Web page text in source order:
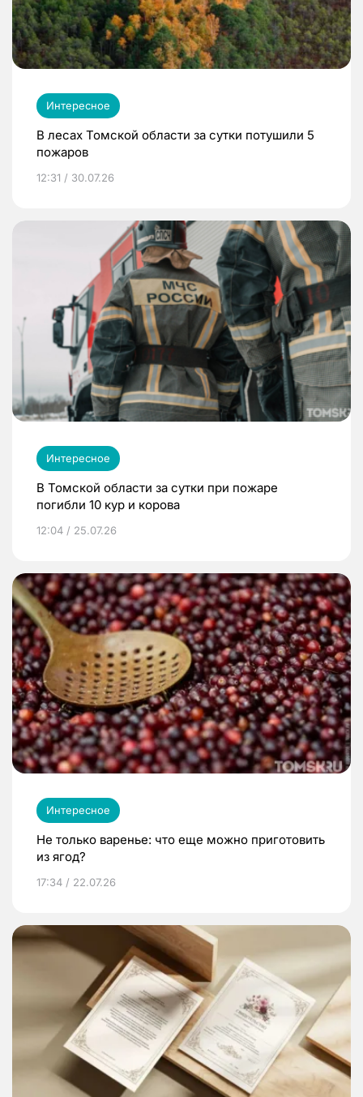
Интересное
В лесах Томской области за сутки потушили 5
пожаров
12:31 / 30.07.26
Интересное
В Томской области за сутки при пожаре
погибли 10 кур и корова
12:04 / 25.07.26
Интересное
Не только варенье: что еще можно приготовить
из ягод?
17:34 / 22.07.26